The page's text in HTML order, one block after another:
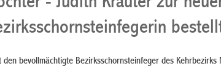
bevollmächtigte Bezirksschornsteinfeger des Kehrbezirks